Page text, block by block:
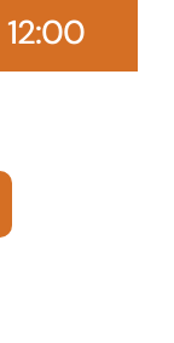
12:00